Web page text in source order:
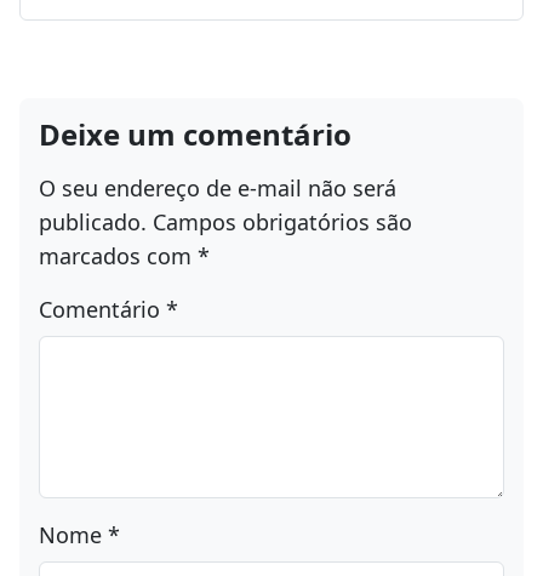
Deixe um comentário
O seu endereço de e-mail não será
publicado. Campos obrigatórios são
marcados com *
Comentário *
Nome *